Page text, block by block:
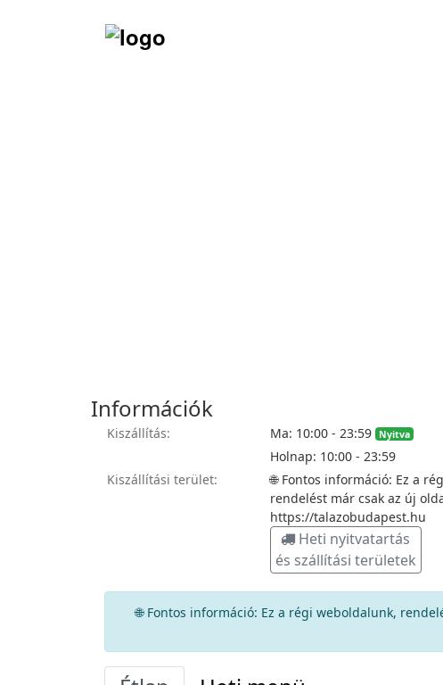
Információk
Kiszállítás: Ma: 10:00 - 23:59 Nyitva
Holnap: 10:00 - 23:59
Kiszállítási terület:
🌐 Fontos információ: Ez a
rendelést már csak az új
https://talazobudapest.hu
Heti nyitvatartás
és szállítási területek
🌐 Fontos információ: Ez a régi weboldalunk,